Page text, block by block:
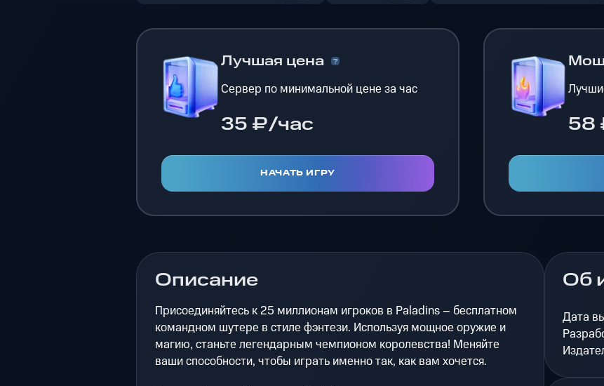
Лучшая цена
Сервер по минимальной цене за час
35 ₽/час
НАЧАТЬ ИГРУ
58
Описание
Присоединяйтесь к 25 миллионам игроков в Paladins – бесплатном
командном шутере в стиле фэнтези. Используя мощное оружие и
магию, станьте легендарным чемпионом королевства! Меняйте
ваши способности, чтобы играть именно так, как вам хочется.
Об
Дата